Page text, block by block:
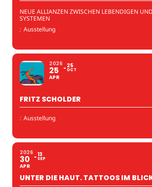
NEUE ALLIANZEN ZWISCHEN LEBENDIGEN
SYSTEMEN
: Ausstellung
2026
25
APR
25
OCT
FRITZ SCHOLDER
: Ausstellung
2026
30
APR
13
SEP
UNTER DIE HAUT. TATTOOS IM